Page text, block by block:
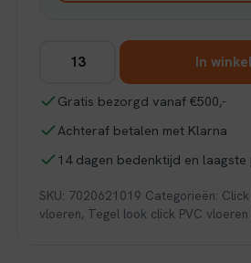
Ceramo
SRC
beige
In
Gratis bezorgd vanaf €500,-
Achteraf betalen met Klarna
14 dagen bedenktijd en
SKU: 7020621019 Categorieën:
vloeren, Tegel look click PVC vloeren